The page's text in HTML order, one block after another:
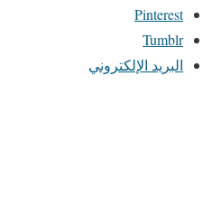
Pinterest
Tumblr
البريد الإلكتروني